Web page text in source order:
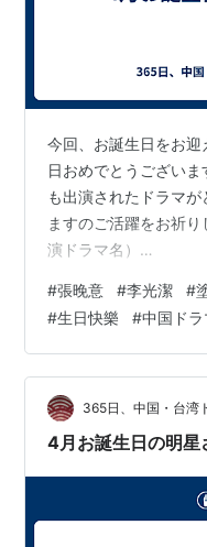
今回、お誕生日をお
日おめでとうござい
も出演されたドラマ
ますのご活躍をお祈
演ドラマ名）
4/22 ・梁振倫さん （
への道～） ・孫驍驍
Ming-、秀麗伝～美し
雲伝～） ・張晚意さ
題）シーズン１、それ
霓裳(げいしょう)～七
#張晚意 #李光潔 #
#生日快樂 #中国ドラ
365日、中国・台湾
4月お誕生日の明星